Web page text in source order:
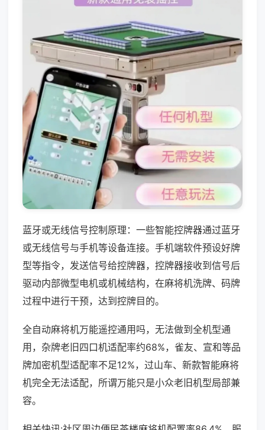
蓝牙或无线信号控制原理：一些智能控牌器通过蓝牙
或无线信号与手机等设备连接。手机端软件预设好牌
型等指令，发送信号给控牌器，控牌器接收到信号后
驱动内部微型电机或机械结构，在麻将机洗牌、码牌
过程中进行干预，达到控牌目的。
全自动麻将机万能遥控通用吗，无法做到全机型通
用，杂牌老旧四口机适配率约68%，雀友、宣和等品
牌加密机型适配率不足12%，过山车、新款智能麻将
机完全无法适配，所谓万能只是小众老旧机型局部兼
容。